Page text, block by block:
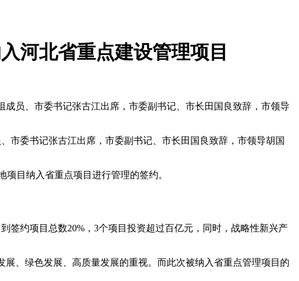
河北省重点建设管理项目
员、市委书记张古江出席，市委副书记、市长田国良致辞，市领导
委书记张古江出席，市委副书记、市长田国良致辞，市领导胡国
目纳入省重点项目进行管理的签约。
约项目总数20%，3个项目投资超过百亿元，同时，战略性新兴产
、绿色发展、高质量发展的重视。而此次被纳入省重点管理项目的